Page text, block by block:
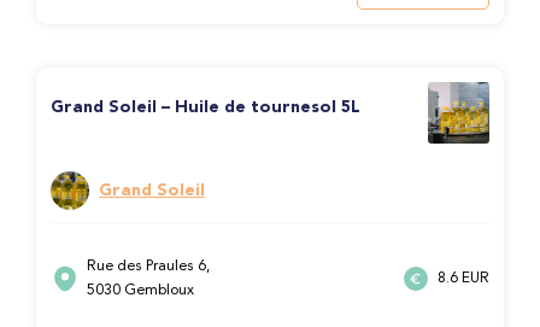
Grand Soleil – Huile de tournesol 5L
Grand Soleil
Rue des Praules 6,
5030 Gembloux
8.6 EUR